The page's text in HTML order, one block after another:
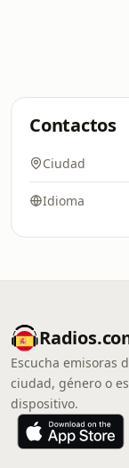
Contactos
Ciudad
Idioma
Escucha emisoras
ciudad, género o
dispositivo.